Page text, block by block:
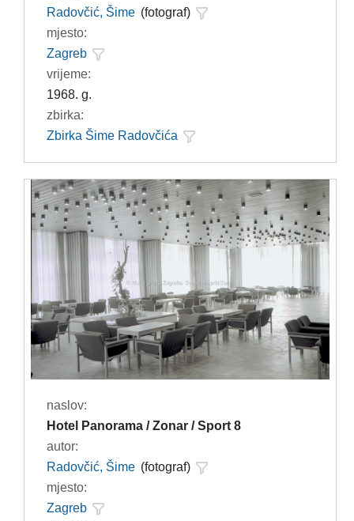
Radovčić, Šime (fotograf)
mjesto:
Zagreb
vrijeme:
1968. g.
zbirka:
Zbirka Šime Radovčića
naslov:
Hotel Panorama / Zonar / Sport 8
autor:
Radovčić, Šime (fotograf)
mjesto:
Zagreb